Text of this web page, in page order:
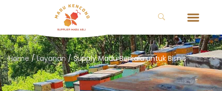
Home/Layanan/Supply Madu Berkala untuk Bisnis